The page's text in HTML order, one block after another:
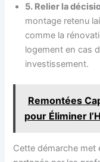
5. Relier la
montage retenu
comme la
logement en cas
investissement.
Remontées
pour Éliminer
Cette démarche met